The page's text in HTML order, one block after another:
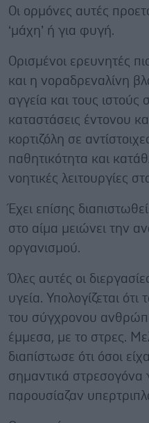
Οι ορμόνες αυτές
‘μάχη’ ή για φυγή.
Ορισμένοι ερευνητές
και η νοραδρεναλίνη
αγγεία και τους
καταστάσεις έντονου
κορτιζόλη σε
παθητικότητα και
νοητικές λειτουργίες
Έχει επίσης
στο αίμα μειώνει την
οργανισμού.
Όλες αυτές οι
υγεία. Υπολογίζεται
του σύγχρονου
έμμεσα, με το στρες.
διαπίστωσε ότι όσοι
σημαντικά στρεσογόνα
παρουσίαζαν